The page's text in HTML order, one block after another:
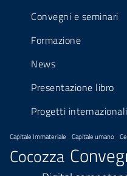
Convegni e seminari
Formazione
News
Presentazione libro
Progetti internazionali
Capitale Immateriale Capitale umano
Cocozza